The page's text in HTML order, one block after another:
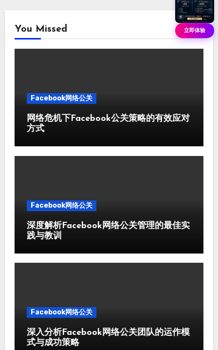
You Missed
Facebook网络公关
网络危机下Facebook公关策略的有效应对
方式
Facebook网络公关
深度解析Facebook网络公关管理的最佳实
践与教训
Facebook网络公关
深入分析Facebook网络公关团队的运作模
式与成功策略
立即体验